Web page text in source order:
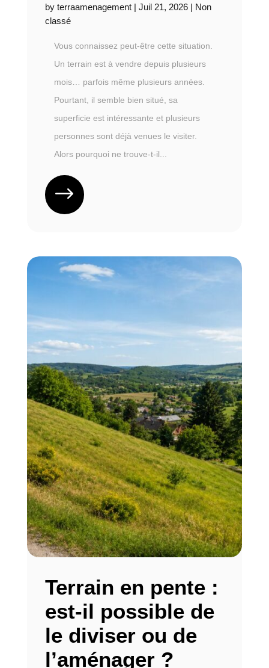
by terraamenagement| Juil 21, 2026| Non
classé
Vous connaissez peut-être cette situation.
Un terrain est à vendre depuis plusieurs
mois… parfois même plusieurs années.
Pourtant, il semble bien situé, sa
superficie est intéressante et plusieurs
personnes sont déjà venues le visiter.
Alors pourquoi ne trouve-t-il...
Terrain en pente :
est-il possible de
le diviser ou de
l’aménager ?